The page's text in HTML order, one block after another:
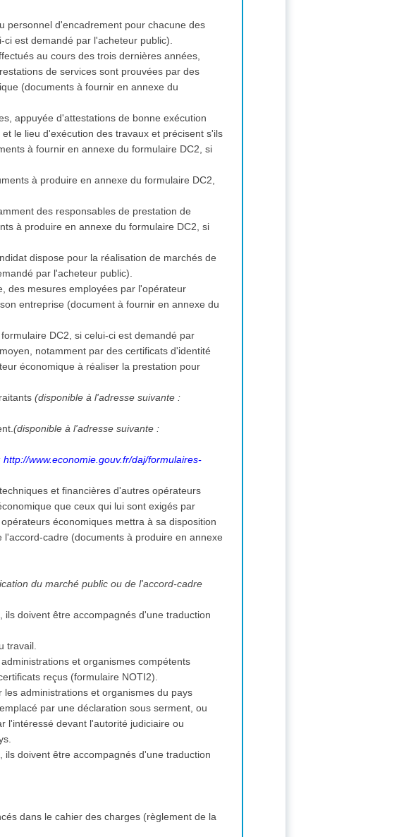
personnel d'encadrement pour chacune des
est demandé par l'acheteur public).
au cours des trois dernières années,
de services sont prouvées par des
(documents à fournir en annexe du
appuyée d'attestations de bonne exécution
le lieu d'exécution des travaux et précisent s'ils
à fournir en annexe du formulaire DC2, si
à produire en annexe du formulaire DC2,
des responsables de prestation de
à produire en annexe du formulaire DC2, si
dispose pour la réalisation de marchés de
par l'acheteur public).
des mesures employées par l'opérateur
entreprise (document à fournir en annexe du
DC2, si celui-ci est demandé par
notamment par des certificats d'identité
économique à réaliser la prestation pour
(disponible à l'adresse suivante :
(disponible à l'adresse suivante :
http://www.economie.gouv.fr/daj/formulaires-
et financières d'autres opérateurs
que ceux qui lui sont exigés par
économiques mettra à sa disposition
cadre (documents à produire en annexe
du marché public ou de l'accord-cadre
doivent être accompagnés d'une traduction
travail.
et organismes compétents
reçus (formulaire NOTI2).
administrations et organismes du pays
par une déclaration sous serment, ou
l'intéressé devant l'autorité judiciaire ou
doivent être accompagnés d'une traduction
dans le cahier des charges (règlement de la